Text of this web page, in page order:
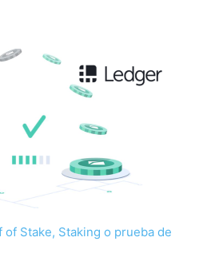
of Stake, Staking o prueba de